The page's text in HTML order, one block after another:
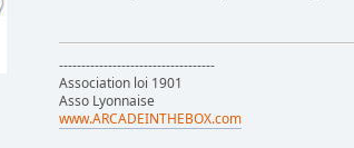
-----------------------------------
Association loi 1901
Asso Lyonnaise
www.ARCADEINTHEBOX.com